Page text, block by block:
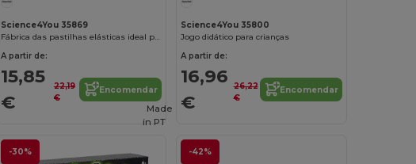
Science4You 35869
Fábrica das pastilhas elásticas ideal para crianças
A partir de:
15,85
€
22,19
€
Encomendar
Science4You 35800
Jogo didático para crianças
A partir de:
16,96
€
26,22
€
Encomendar
-30% -42%
Made
in PT